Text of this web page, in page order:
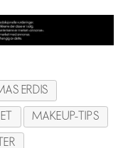
ERDIS
MAKEUP-TIPS